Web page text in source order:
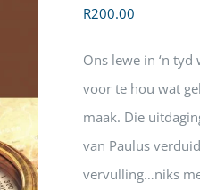
R200.00
Ons lewe in ‘n
voor te hou wat
maak. Die
van Paulus
vervulling…niks